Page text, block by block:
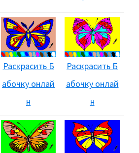
Раскрасить Б
абочку онлай
н
Раскрасить Б
абочку онлай
н